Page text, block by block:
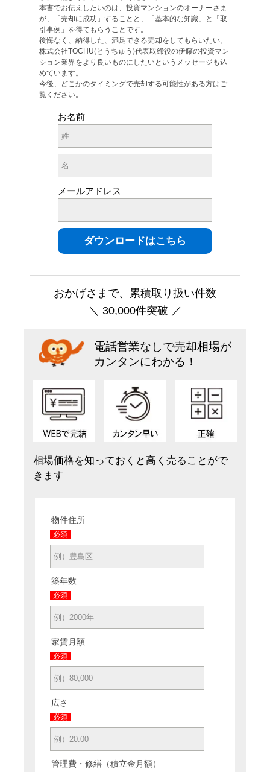
本書でお伝えしたいのは、投資マンションのオーナーさま
が、「売却に成功」することと、「基本的な知識」と「取
引事例」を得てもらうことです。
後悔なく、納得した、満足できる売却をしてもらいたい。
株式会社TOCHU(とうちゅう)代表取締役の伊藤の投資マン
ション業界をより良いものにしたいというメッセージも込
めています。
今後、どこかのタイミングで売却する可能性がある方はご
覧ください。
お名前
メールアドレス
おかげさまで、累積取り扱い件数
＼ 30,000件突破 ／
電話営業なしで売却相場が
カンタンにわかる！
相場価格を知っておくと高く売ることがで
きます
物件住所
必須
築年数
必須
家賃月額
必須
広さ
必須
管理費・修繕（積立金月額）